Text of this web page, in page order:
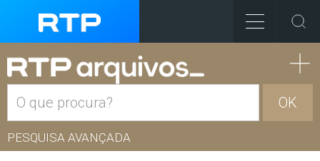
OK
PESQUISA AVANÇADA